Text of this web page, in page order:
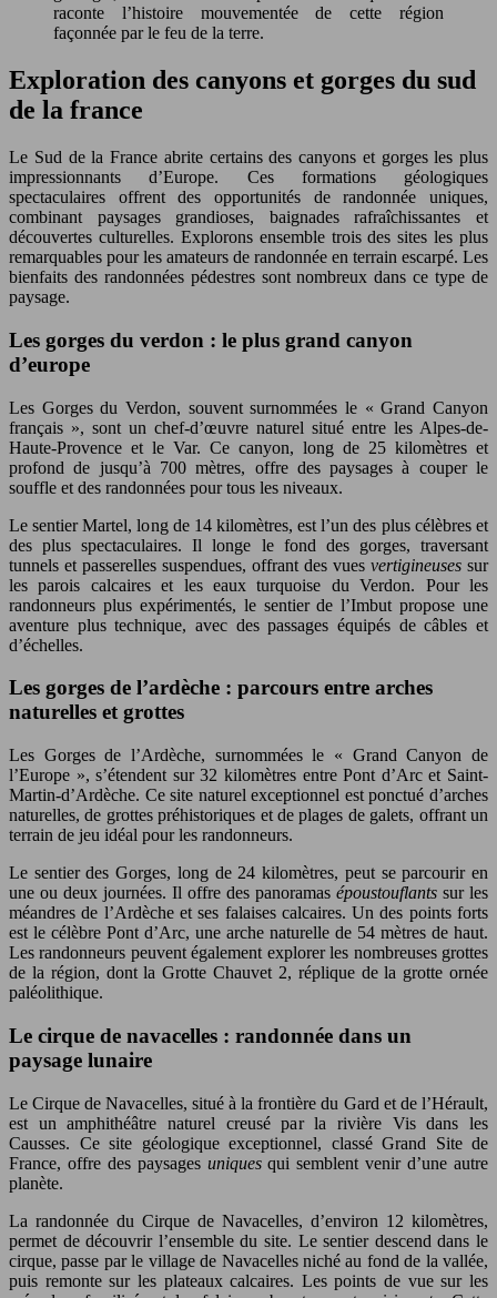
raconte l’histoire mouvementée de cette région
façonnée par le feu de la terre.
Exploration des canyons et gorges du sud
de la france
Le Sud de la France abrite certains des canyons et gorges les plus
impressionnants d’Europe. Ces formations géologiques
spectaculaires offrent des opportunités de randonnée uniques,
combinant paysages grandioses, baignades rafraîchissantes et
découvertes culturelles. Explorons ensemble trois des sites les plus
remarquables pour les amateurs de randonnée en terrain escarpé. Les
bienfaits des randonnées pédestres sont nombreux dans ce type de
paysage.
Les gorges du verdon : le plus grand canyon
d’europe
Les Gorges du Verdon, souvent surnommées le « Grand Canyon
français », sont un chef-d’œuvre naturel situé entre les Alpes-de-
Haute-Provence et le Var. Ce canyon, long de 25 kilomètres et
profond de jusqu’à 700 mètres, offre des paysages à couper le
souffle et des randonnées pour tous les niveaux.
Le sentier Martel, long de 14 kilomètres, est l’un des plus célèbres et
des plus spectaculaires. Il longe le fond des gorges, traversant
tunnels et passerelles suspendues, offrant des vues vertigineuses sur
les parois calcaires et les eaux turquoise du Verdon. Pour les
randonneurs plus expérimentés, le sentier de l’Imbut propose une
aventure plus technique, avec des passages équipés de câbles et
d’échelles.
Les gorges de l’ardèche : parcours entre arches
naturelles et grottes
Les Gorges de l’Ardèche, surnommées le « Grand Canyon de
l’Europe », s’étendent sur 32 kilomètres entre Pont d’Arc et Saint-
Martin-d’Ardèche. Ce site naturel exceptionnel est ponctué d’arches
naturelles, de grottes préhistoriques et de plages de galets, offrant un
terrain de jeu idéal pour les randonneurs.
Le sentier des Gorges, long de 24 kilomètres, peut se parcourir en
une ou deux journées. Il offre des panoramas époustouflants sur les
méandres de l’Ardèche et ses falaises calcaires. Un des points forts
est le célèbre Pont d’Arc, une arche naturelle de 54 mètres de haut.
Les randonneurs peuvent également explorer les nombreuses grottes
de la région, dont la Grotte Chauvet 2, réplique de la grotte ornée
paléolithique.
Le cirque de navacelles : randonnée dans un
paysage lunaire
Le Cirque de Navacelles, situé à la frontière du Gard et de l’Hérault,
est un amphithéâtre naturel creusé par la rivière Vis dans les
Causses. Ce site géologique exceptionnel, classé Grand Site de
France, offre des paysages uniquesqui semblent venir d’une autre
planète.
La randonnée du Cirque de Navacelles, d’environ 12 kilomètres,
permet de découvrir l’ensemble du site. Le sentier descend dans le
cirque, passe par le village de Navacelles niché au fond de la vallée,
puis remonte sur les plateaux calcaires. Les points de vue sur les